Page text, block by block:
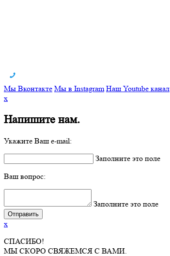
Мы Вконтакте Мы в Instagram Наш Youtube канал
x
Напишите нам.
Укажите Ваш e-mail:
Заполните это поле
Ваш вопрос:
Заполните это поле
x
СПАСИБО!
МЫ СКОРО СВЯЖЕМСЯ С ВАМИ.